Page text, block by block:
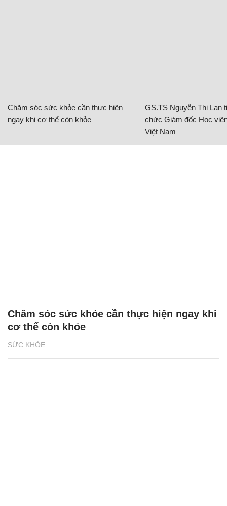
Chăm sóc sức khỏe cần thực hiện
ngay khi cơ thể còn khỏe
GS.TS Nguyễn Thị Lan
chức Giám đốc Học
Việt Nam
SỨC KHỎE
Chăm sóc sức khỏe cần thực hiện ngay khi
cơ thể còn khỏe